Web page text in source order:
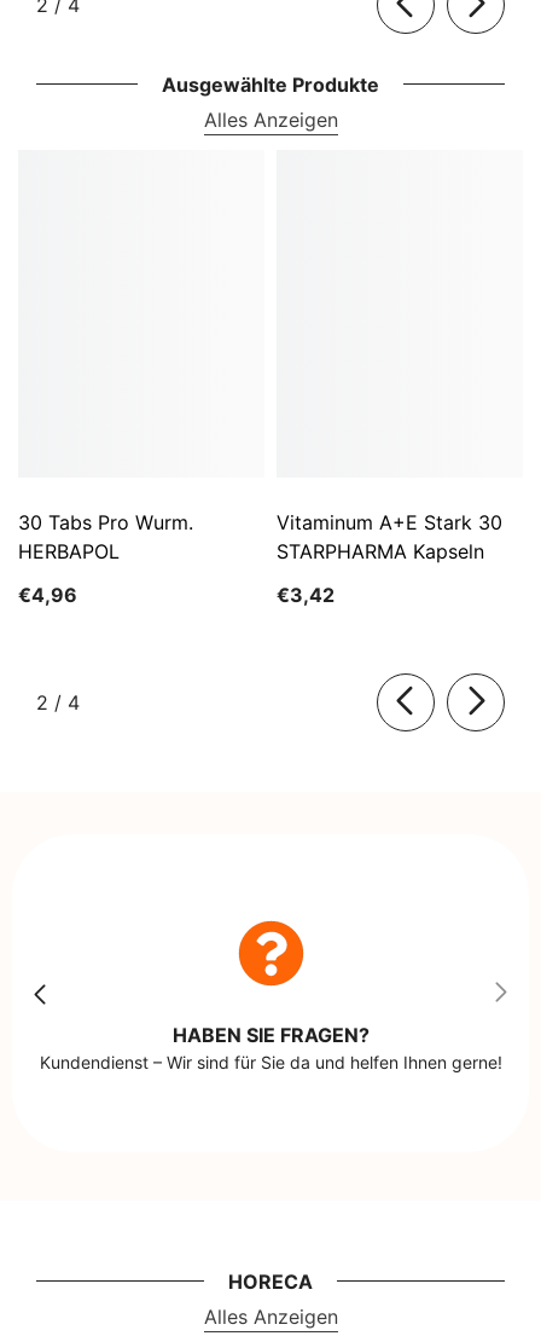
2 / 4
Ausgewählte Produkte
Alles Anzeigen
30 Tabs Pro Wurm.
HERBAPOL
€4,96
Vitaminum A+E Stark 30
STARPHARMA Kapseln
€3,42
2 / von
4
HABEN SIE FRAGEN?
Kundendienst – Wir sind für Sie da und helfen Ihnen gerne!
HORECA
Alles Anzeigen